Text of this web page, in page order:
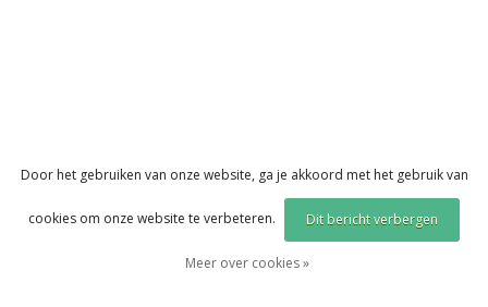
Door het gebruiken van onze website, ga je akkoord met het gebruik van
cookies om onze website te verbeteren. Dit bericht verbergen
Meer over cookies »